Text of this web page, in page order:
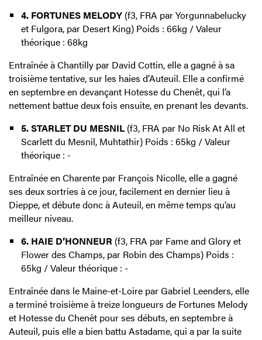
4. FORTUNES MELODY(f3, FRA par Yorgunnabelucky
et Fulgora, par Desert King) Poids : 66kg / Valeur
théorique : 68kg
Entraînée à Chantilly par David Cottin, elle a gagné à sa
troisième tentative, sur les haies d’Auteuil. Elle a confirmé
en septembre en devançant Hotesse du Chenêt, qui l’a
nettement battue deux fois ensuite, en prenant les devants.
5. STARLET DU MESNIL(f3, FRA par No Risk At All et
Scarlett du Mesnil, Muhtathir) Poids : 65kg / Valeur
théorique : -
Entraînée en Charente par François Nicolle, elle a gagné
ses deux sortries à ce jour, facilement en dernier lieu à
Dieppe, et débute donc à Auteuil, en même temps qu’au
meilleur niveau.
6. HAIE D’HONNEUR (f3, FRA par Fame and Glory et
Flower des Champs, par Robin des Champs) Poids :
65kg / Valeur théorique : -
Entraînée dans le Maine-et-Loire par Gabriel Leenders, elle
a terminé troisième à treize longueurs de Fortunes Melody
et Hotesse du Chenêt pour ses débuts, en septembre à
Auteuil, puis elle a bien battu Astadame, qui a par la suite